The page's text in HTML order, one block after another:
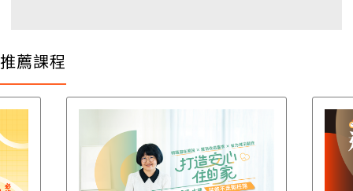
推薦課程